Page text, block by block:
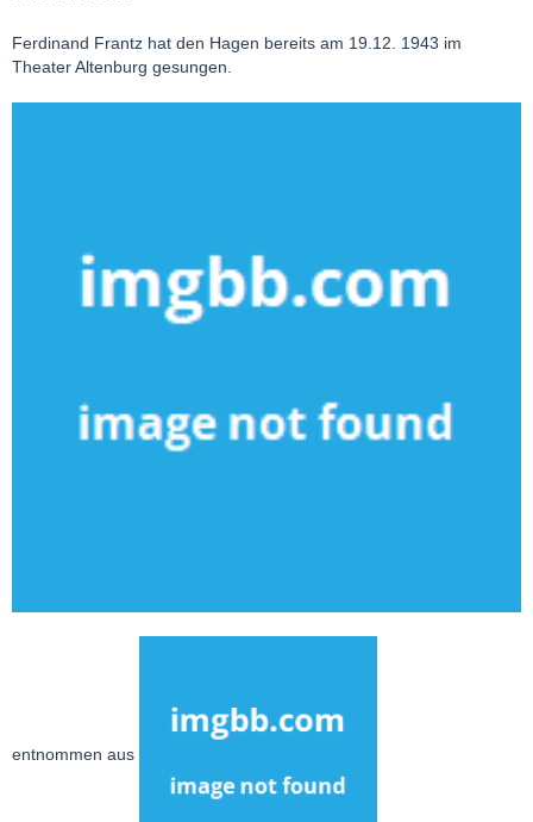
Ferdinand Frantz hat den Hagen bereits am 19.12. 1943 im
Theater Altenburg gesungen.
entnommen aus